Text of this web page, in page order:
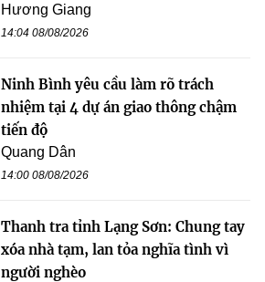
Hương Giang
14:04 08/08/2026
Ninh Bình yêu cầu làm rõ trách
nhiệm tại 4 dự án giao thông chậm
tiến độ
Quang Dân
14:00 08/08/2026
Thanh tra tỉnh Lạng Sơn: Chung tay
xóa nhà tạm, lan tỏa nghĩa tình vì
người nghèo